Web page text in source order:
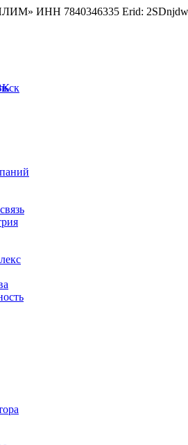
ИНН 7840346335 Erid: